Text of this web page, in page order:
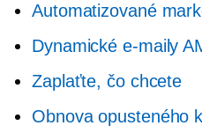
Automatizované
Dynamické e-maily
Zaplaťte, čo chcete
Obnova opusteného